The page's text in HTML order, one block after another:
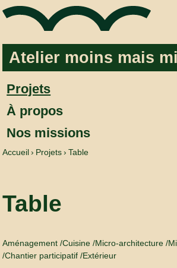
Aller au contenu
Atelier moins mais
Projets
À propos
Nos missions
Accueil Projets Table
Table
Aménagement Cuisine Micro-architecture
Chantier participatif Extérieur